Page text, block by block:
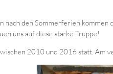
nach den Sommerferien
uns auf diese starke Truppe!
2010 und 2016 statt. Am